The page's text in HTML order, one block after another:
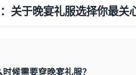
关于晚宴礼服选择你最关
时候需要穿晚宴礼服？